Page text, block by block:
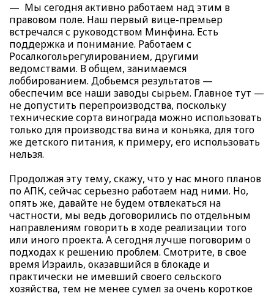
— Мы сегодня активно работаем над этим в
правовом поле. Наш первый вице-премьер
встречался с руководством Минфина. Есть
поддержка и понимание. Работаем с
Росалкогольрегулированием, другими
ведомствами. В общем, занимаемся
лоббированием. Добьемся результатов —
обеспечим все наши заводы сырьем. Главное тут —
не допустить перепроизводства, поскольку
технические сорта винограда можно использовать
только для производства вина и коньяка, для того
же детского питания, к примеру, его использовать
нельзя.
Продолжая эту тему, скажу, что у нас много планов
по АПК, сейчас серьезно работаем над ними. Но,
опять же, давайте не будем отвлекаться на
частности, мы ведь договорились по отдельным
направлениям говорить в ходе реализации того
или иного проекта. А сегодня лучше поговорим о
подходах к решению проблем. Смотрите, в свое
время Израиль, оказавшийся в блокаде и
практически не имевший своего сельского
хозяйства, тем не менее сумел за очень короткое